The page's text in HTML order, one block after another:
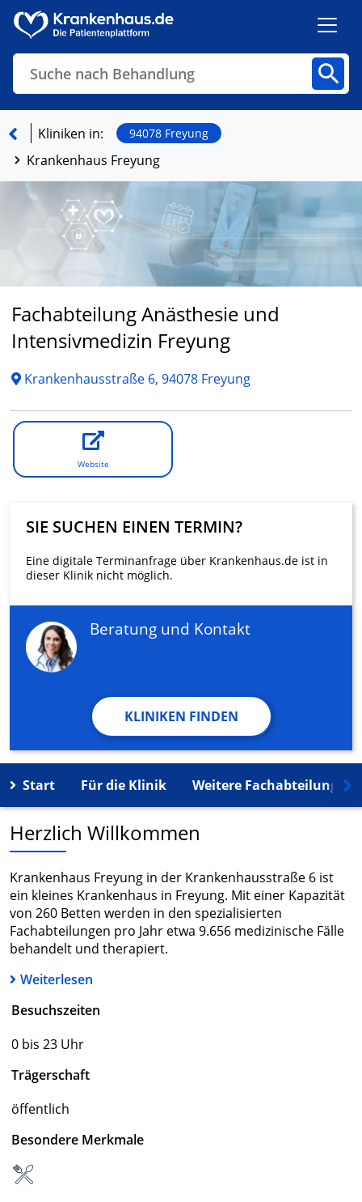
Suche nach Behandlung
Finden
Kliniken in: 94078 Freyung
Krankenhaus Freyung
Fachabteilung Anästhesie und
Intensivmedizin Freyung
Krankenhausstraße 6, 94078 Freyung
Website
SIE SUCHEN EINEN TERMIN?
Eine digitale Terminanfrage über Krankenhaus.de ist in
dieser Klinik nicht möglich.
Beratung und Kontakt
KLINIKEN FINDEN
Start Für die Klinik Weitere Fachabteilungen
Herzlich Willkommen
Krankenhaus Freyung in der Krankenhausstraße 6 ist
ein kleines Krankenhaus in Freyung. Mit einer Kapazität
von 260 Betten werden in den spezialisierten
Fachabteilungen pro Jahr etwa 9.656 medizinische Fälle
behandelt und therapiert.
Weiterlesen
Besuchszeiten
0 bis 23 Uhr
Trägerschaft
öffentlich
Besondere Merkmale